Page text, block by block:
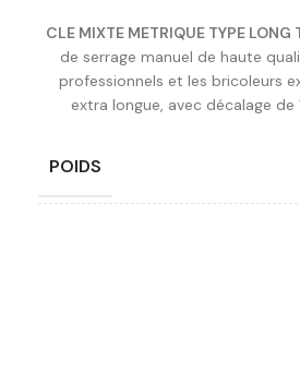
CLE MIXTE METRIQUE TYPE LONG
de serrage manuel de haute
professionnels et les bricoleurs
extra longue, avec décalage de
POIDS